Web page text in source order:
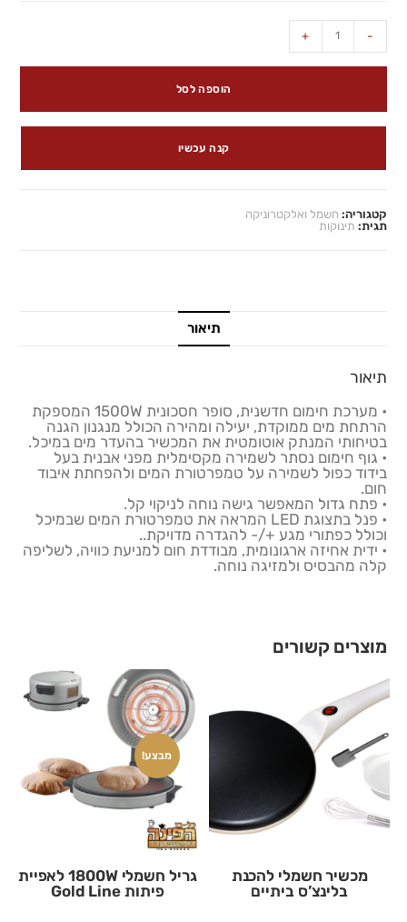
-
+
הוספה לסל
קנה עכשיו
קטגוריה: חשמל ואלקטרוניקה
תגית: תינוקות
תיאור
תיאור
• מערכת חימום חדשנית, סופר חסכונית 1500W המספקת
הרתחת מים ממוקדת, יעילה ומהירה הכולל מנגנון הגנה
בטיחותי המנתק אוטומטית את המכשיר בהעדר מים במיכל.
• גוף חימום נסתר לשמירה מקסימלית מפני אבנית בעל
בידוד כפול לשמירה על טמפרטורת המים ולהפחתת איבוד
חום.
• פתח גדול המאפשר גישה נוחה לניקוי קל.
• פנל בתצוגת LED המראה את טמפרטורת המים שבמיכל
וכולל כפתורי מגע +/- להגדרה מדויקת..
• ידית אחיזה ארגונומית, מבודדת חום למניעת כוויה, לשליפה
קלה מהבסיס ולמזיגה נוחה.
מוצרים קשורים
מכשיר חשמלי להכנת
בלינצ’ס ביתיים
מבצע!
גריל חשמלי 1800W לאפיית
פיתות Gold Line